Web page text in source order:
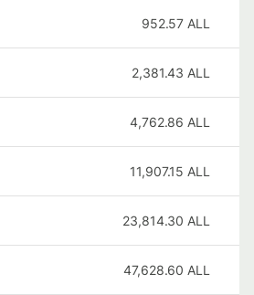
952.57 ALL
2,381.43 ALL
4,762.86 ALL
11,907.15 ALL
23,814.30 ALL
47,628.60 ALL